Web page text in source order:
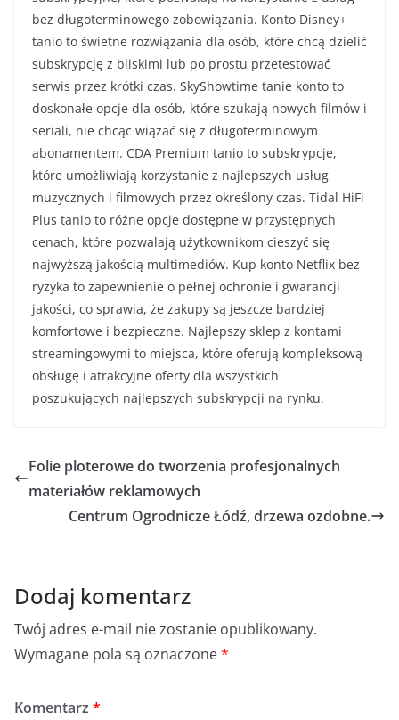
bez długoterminowego zobowiązania. Konto Disney+
tanio to świetne rozwiązania dla osób, które chcą dzielić
subskrypcję z bliskimi lub po prostu przetestować
serwis przez krótki czas. SkyShowtime tanie konto to
doskonałe opcje dla osób, które szukają nowych filmów i
seriali, nie chcąc wiązać się z długoterminowym
abonamentem. CDA Premium tanio to subskrypcje,
które umożliwiają korzystanie z najlepszych usług
muzycznych i filmowych przez określony czas. Tidal HiFi
Plus tanio to różne opcje dostępne w przystępnych
cenach, które pozwalają użytkownikom cieszyć się
najwyższą jakością multimediów. Kup konto Netflix bez
ryzyka to zapewnienie o pełnej ochronie i gwarancji
jakości, co sprawia, że zakupy są jeszcze bardziej
komfortowe i bezpieczne. Najlepszy sklep z kontami
streamingowymi to miejsca, które oferują kompleksową
obsługę i atrakcyjne oferty dla wszystkich
poszukujących najlepszych subskrypcji na rynku.
Folie ploterowe do tworzenia profesjonalnych
materiałów reklamowych
Centrum Ogrodnicze Łódź, drzewa ozdobne.
Dodaj komentarz
Twój adres e-mail nie zostanie opublikowany.
Wymagane pola są oznaczone*
Komentarz *